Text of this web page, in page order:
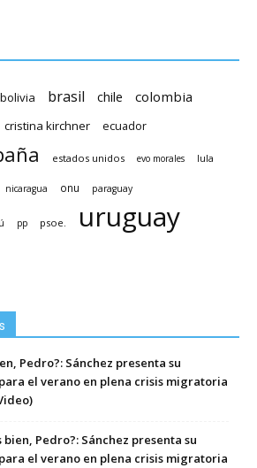
bolivia brasil chile colombia
cristina kirchner ecuador
estados unidos evo morales lula
nicaragua onu paraguay
pp psoe. uruguay
Pedro?: Sánchez presenta su
para el verano en plena crisis migratoria
bien, Pedro?: Sánchez presenta su
para el verano en plena crisis migratoria